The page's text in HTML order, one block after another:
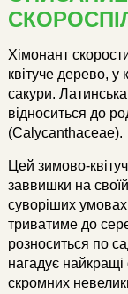
Хімонант
квітуче дерево, у
сакури.
відноситься до
(Calycanthaceae).
Цей зимово-
заввишки на своїй
суворіших умовах
триватиме до
розноситься по
нагадує
скромних